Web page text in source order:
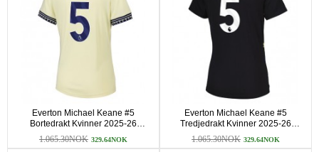
Everton Michael Keane #5
Bortedrakt Kvinner 2025-26
Kortermet
1.065.30NOK 329.64NOK
Everton Michael Keane #5
Tredjedrakt Kvinner 2025-26
Kortermet
1.065.30NOK 329.64NOK